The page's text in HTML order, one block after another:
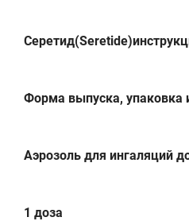
Форма выпуска, упаковка
Аэрозоль для ингаляций
1 доза